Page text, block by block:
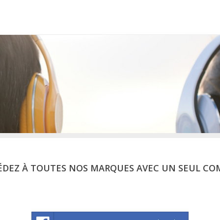
À TOUTES NOS MARQUES AVEC UN SEUL